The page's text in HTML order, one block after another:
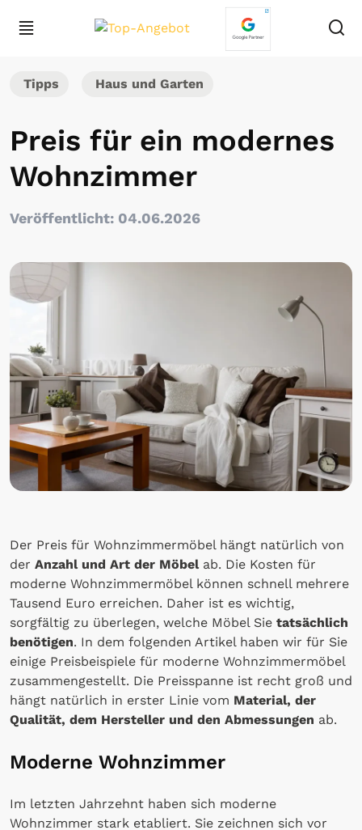
Tipps Haus und Garten
Preis für ein modernes
Wohnzimmer
Veröffentlicht: 04.06.2026
Der Preis für Wohnzimmermöbel hängt natürlich von
der Anzahl und Art der Möbelab. Die Kosten für
moderne Wohnzimmermöbel können schnell mehrere
Tausend Euro erreichen. Daher ist es wichtig,
sorgfältig zu überlegen, welche Möbel Sie tatsächlich
benötigen. In dem folgenden Artikel haben wir für Sie
einige Preisbeispiele für moderne Wohnzimmermöbel
zusammengestellt. Die Preisspanne ist recht groß und
hängt natürlich in erster Linie vom Material, der
Qualität, dem Hersteller und den Abmessungen ab.
Moderne Wohnzimmer
Im letzten Jahrzehnt haben sich moderne
Wohnzimmer stark etabliert. Sie zeichnen sich vor